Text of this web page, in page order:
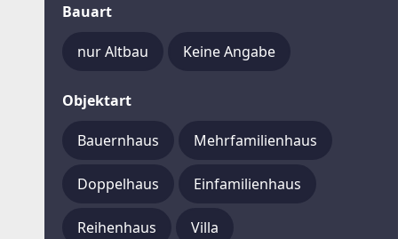
Bauart
nur Altbau Keine Angabe
Objektart
Bauernhaus Mehrfamilienhaus
Doppelhaus Einfamilienhaus
Reihenhaus Villa